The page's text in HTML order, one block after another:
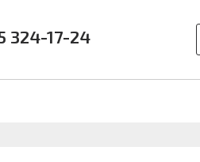
324-17-24